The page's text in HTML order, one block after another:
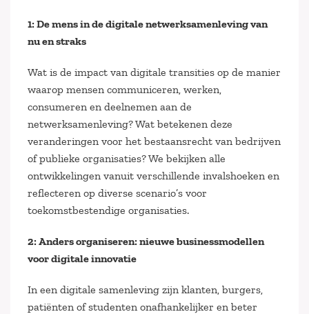
1: De mens in de digitale netwerksamenleving van
nu en straks
Wat is de impact van digitale transities op de manier
waarop mensen communiceren, werken,
consumeren en deelnemen aan de
netwerksamenleving? Wat betekenen deze
veranderingen voor het bestaansrecht van bedrijven
of publieke organisaties? We bekijken alle
ontwikkelingen vanuit verschillende invalshoeken en
reflecteren op diverse scenario’s voor
toekomstbestendige organisaties.
2: Anders organiseren: nieuwe businessmodellen
voor digitale innovatie
In een digitale samenleving zijn klanten, burgers,
patiënten of studenten onafhankelijker en beter